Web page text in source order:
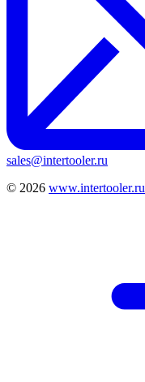
sales@intertooler.ru
© 2026 www.intertooler.ru